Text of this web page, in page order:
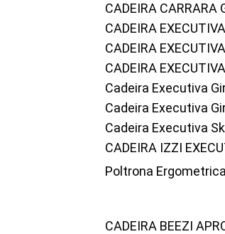
CADEIRA CARRARA
CADEIRA
CADEIRA
CADEIRA
Cadeira Executiva
Cadeira Executiva
Cadeira Executiva
CADEIRA IZZI
Poltrona
CADEIRA BEEZI